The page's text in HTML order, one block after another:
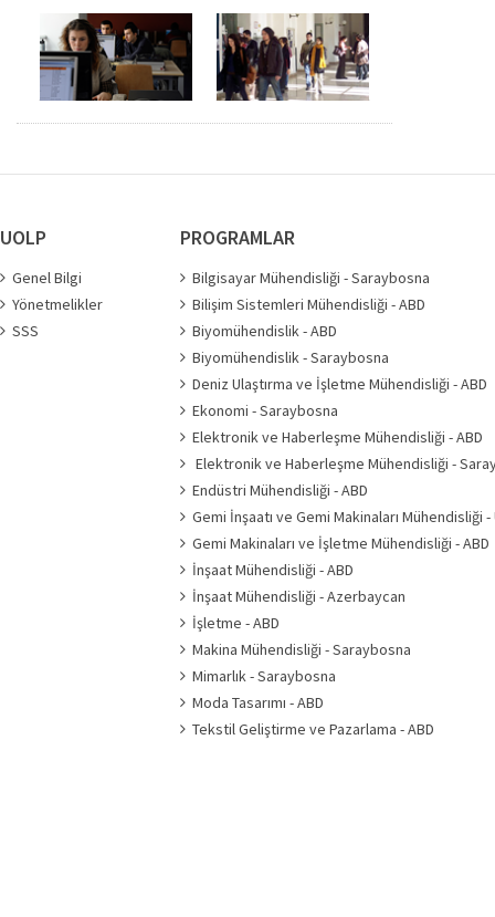
UOLP
Genel Bilgi
Yönetmelikler
SSS
PROGRAMLAR
Bilgisayar Mühendisliği - Saraybosna
Bilişim Sistemleri Mühendisliği - ABD
Biyomühendislik - ABD
Biyomühendislik - Saraybosna
Deniz Ulaştırma ve İşletme Mühendisliği - ABD
Ekonomi - Saraybosna
Elektronik ve Haberleşme Mühendisliği - ABD
Elektronik ve Haberleşme Mühendisliği -
Endüstri Mühendisliği - ABD
Gemi İnşaatı ve Gemi Makinaları Mühendisliği -
Gemi Makinaları ve İşletme Mühendisliği - ABD
İnşaat Mühendisliği - ABD
İnşaat Mühendisliği - Azerbaycan
İşletme - ABD
Makina Mühendisliği - Saraybosna
Mimarlık - Saraybosna
Moda Tasarımı - ABD
Tekstil Geliştirme ve Pazarlama - ABD